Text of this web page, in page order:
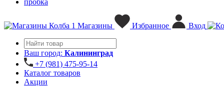
пробка
1 Магазины Избранное Вход
Ваш город: Калининград
+7 (981) 475-95-14
Каталог товаров
Акции